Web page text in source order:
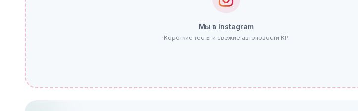
Мы в Instagram
Короткие тесты и свежие автоновости КР